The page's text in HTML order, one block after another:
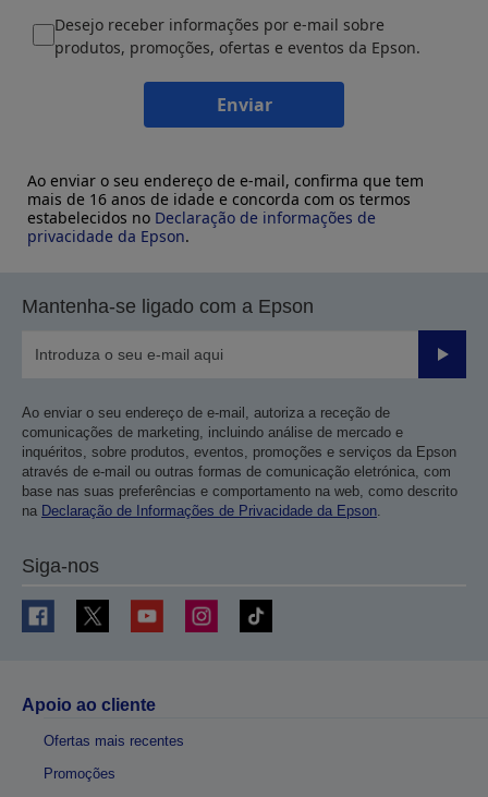
Desejo receber informações por e-mail sobre
produtos, promoções, ofertas e eventos da Epson.
Enviar
Ao enviar o seu endereço de e-mail, confirma que tem
mais de 16 anos de idade e concorda com os termos
estabelecidos no Declaração de informações de
privacidade da Epson.
Mantenha-se ligado com a Epson
Enviar
Ao enviar o seu endereço de e-mail, autoriza a receção de
comunicações de marketing, incluindo análise de mercado e
inquéritos, sobre produtos, eventos, promoções e serviços da Epson
através de e-mail ou outras formas de comunicação eletrónica, com
base nas suas preferências e comportamento na web, como descrito
na Declaração de Informações de Privacidade da Epson.
Siga-nos
Apoio ao cliente
Ofertas mais recentes
Promoções